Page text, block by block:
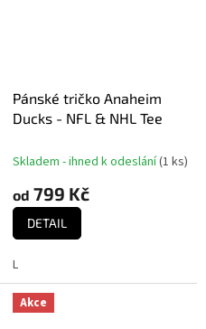
Pánské tričko Anaheim
Ducks - NFL & NHL Tee
Skladem - ihned k odeslání(1 ks)
od 799 Kč
DETAIL
L
Akce